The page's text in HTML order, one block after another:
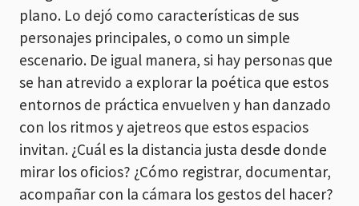
plano. Lo dejó como características de sus
personajes principales, o como un simple
escenario. De igual manera, si hay personas que
se han atrevido a explorar la poética que estos
entornos de práctica envuelven y han danzado
con los ritmos y ajetreos que estos espacios
invitan. ¿Cuál es la distancia justa desde donde
mirar los oficios? ¿Cómo registrar, documentar,
acompañar con la cámara los gestos del hacer?